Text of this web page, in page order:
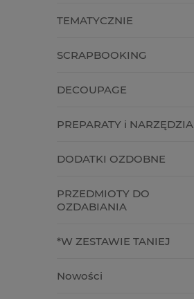
TEMATYCZNIE
SCRAPBOOKING
DECOUPAGE
PREPARATY i NARZĘDZIA
DODATKI OZDOBNE
PRZEDMIOTY DO
OZDABIANIA
*W ZESTAWIE TANIEJ
Nowości